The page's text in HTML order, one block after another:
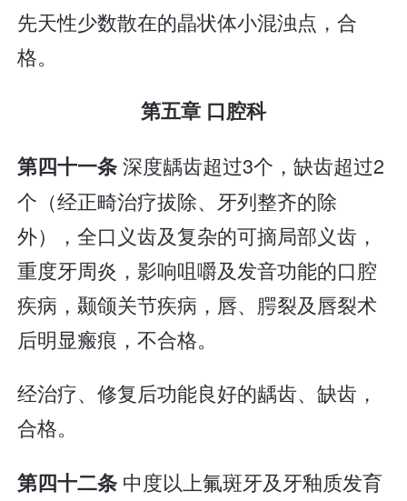
先天性少数散在的晶状体小混浊点，合
格。
第五章 口腔科
第四十一条深度龋齿超过3个，缺齿超过2
个（经正畸治疗拔除、牙列整齐的除
外），全口义齿及复杂的可摘局部义齿，
重度牙周炎，影响咀嚼及发音功能的口腔
疾病，颞颌关节疾病，唇、腭裂及唇裂术
后明显瘢痕，不合格。
经治疗、修复后功能良好的龋齿、缺齿，
合格。
第四十二条 中度以上氟斑牙及牙釉质发育